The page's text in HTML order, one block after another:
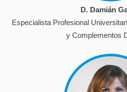
D. Damián
Especialista Profesional
y Complementos